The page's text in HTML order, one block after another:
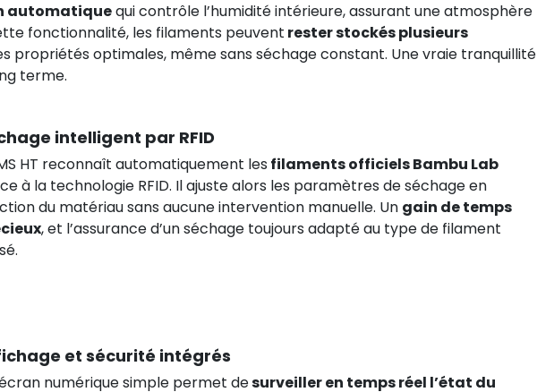
automatiquequi contrôle l’humidité intérieure, assurant une atmosphère
fonctionnalité, les filaments peuvent rester stockés plusieurs
propriétés optimales, même sans séchage constant. Une vraie tranquillité
terme.
intelligent par RFID
HT reconnaît automatiquement les filaments officiels Bambu Lab
à la technologie RFID. Il ajuste alors les paramètres de séchage en
du matériau sans aucune intervention manuelle. Un gain de temps
, et l’assurance d’un séchage toujours adapté au type de filament
et sécurité intégrés
numérique simple permet desurveiller en temps réel l’état du